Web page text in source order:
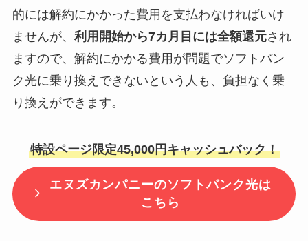
的には解約にかかった費用を支払わなければいけ
ませんが、 利用開始から7カ月目には全額還元され
ますので、解約にかかる費用が問題でソフトバン
ク光に乗り換えできないという人も、負担なく乗
り換えができます。
特設ページ限定45,000円キャッシュバック！
エヌズカンパニーのソフトバンク光は
こちら